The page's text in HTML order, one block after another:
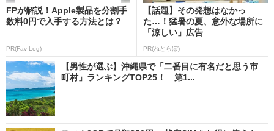
FPが解説！Apple製品を分割手
数料0円で入手する方法とは？
PR(Fav-Log)
【話題】その発想はなかっ
た…！猛暑の夏、意外な場所に
「涼しい」広告
PR(ねとらぼ)
【男性が選ぶ】沖縄県で「二番目に有名だと思う市
町村」ランキングTOP25！ 第1...